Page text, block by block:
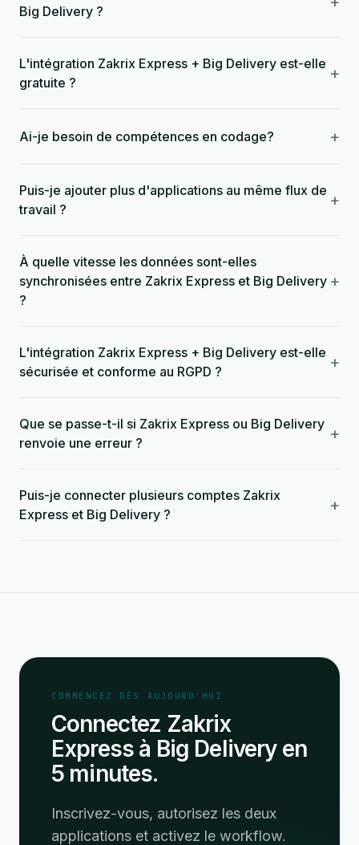
Big Delivery ?
L'intégration Zakrix Express + Big Delivery est-elle
gratuite ?
+
Ai-je besoin de compétences en codage? +
Puis-je ajouter plus d'applications au même flux de
travail ?
+
À quelle vitesse les données sont-elles
synchronisées entre Zakrix Express et Big Delivery
?
+
L'intégration Zakrix Express + Big Delivery est-elle
sécurisée et conforme au RGPD ?
+
Que se passe-t-il si Zakrix Express ou Big Delivery
renvoie une erreur ?
+
Puis-je connecter plusieurs comptes Zakrix
Express et Big Delivery ?
+
COMMENCEZ DÈS AUJOURD'HUI
Connectez Zakrix
Express à Big Delivery en
5 minutes.
Inscrivez-vous, autorisez les deux
applications et activez le workflow.